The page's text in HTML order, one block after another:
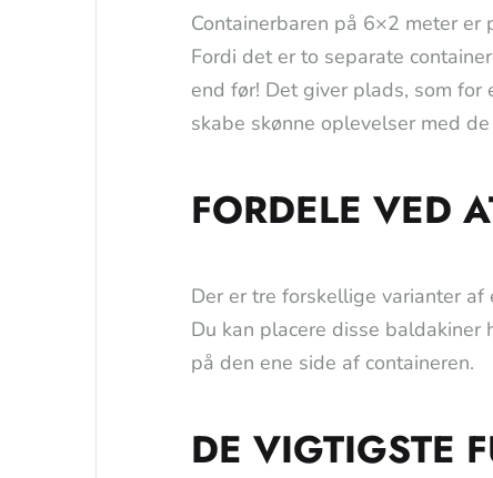
Containerbaren på 6×2 meter
Fordi det er to separate
end før! Det giver plads, som for
skabe skønne oplevelser med
FORDELE VED
Der er tre forskellige varianter
Du kan placere disse
på den ene side af containeren.
DE VIGTIGSTE